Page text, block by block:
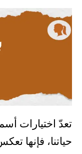
تعدّ اختيارات
حياتنا، فإنها